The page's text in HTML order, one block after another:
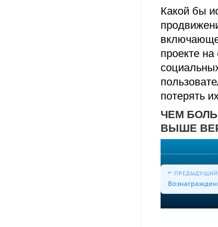
Какой бы
проекте
потерять
ЧЕМ
ВЫШЕ
ПРЕДЫДУЩИЙ